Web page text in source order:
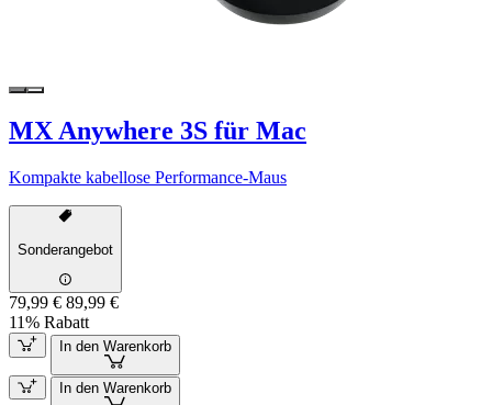
MX Anywhere 3S für Mac
Kompakte kabellose Performance-Maus
Sonderangebot
79,99 € 89,99 €
11% Rabatt
In den Warenkorb
In den Warenkorb